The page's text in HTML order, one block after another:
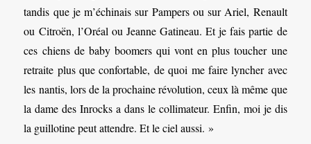
tandis que je m’échinais sur Pampers ou sur Ariel, Renault
ou Citroën, l’Oréal ou Jeanne Gatineau. Et je fais partie de
ces chiens de baby boomers qui vont en plus toucher une
retraite plus que confortable, de quoi me faire lyncher avec
les nantis, lors de la prochaine révolution, ceux là même que
la dame des Inrocks a dans le collimateur. Enfin, moi je dis
la guillotine peut attendre. Et le ciel aussi. »